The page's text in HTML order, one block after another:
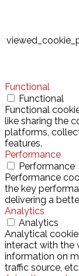
Functional
Functional
Functional
like sharing the
platforms,
features.
Performance
Performance
Performance
the key
delivering a
Analytics
Analytics
Analytical
interact with the
information on
traffic source, etc.